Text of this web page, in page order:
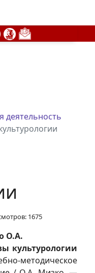
деятельность
1675
О.А.
культурологии
методическое